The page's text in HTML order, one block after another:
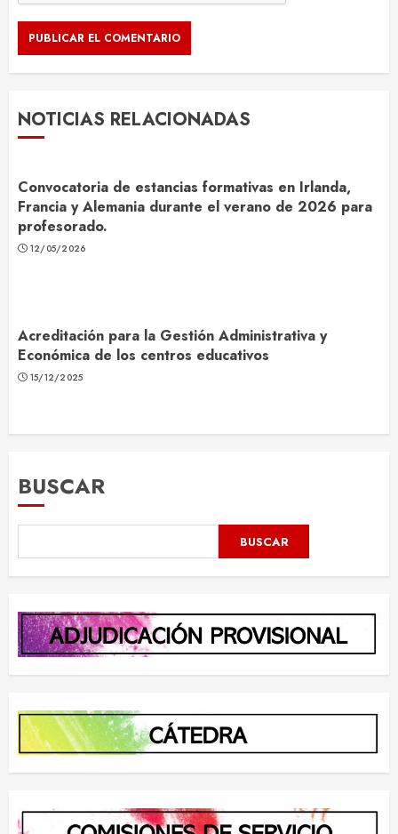
NOTICIAS RELACIONADAS
Convocatoria de estancias formativas en Irlanda,
Francia y Alemania durante el verano de 2026 para
profesorado.
12/05/2026
Acreditación para la Gestión Administrativa y
Económica de los centros educativos
15/12/2025
BUSCAR
BUSCAR